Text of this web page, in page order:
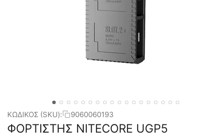
ΚΩΔΙΚΟΣ (SKU): 9060060193
ΦΟΡΤΙΣΤΗΣ NITECORE UGP5